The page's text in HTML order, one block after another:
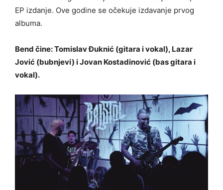
EP izdanje. Ove godine se očekuje izdavanje prvog
albuma.
Bend čine: Tomislav Đuknić (gitara i vokal), Lazar
Jović (bubnjevi) i Jovan Kostadinović (bas gitara i
vokal).